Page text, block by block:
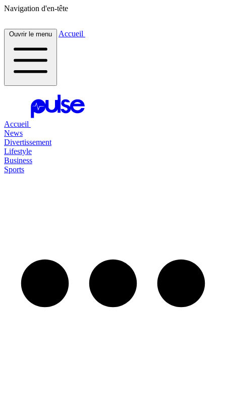
Navigation d'en-tête
Ouvrir le menu Accueil
Accueil
News
Divertissement
Lifestyle
Business
Sports